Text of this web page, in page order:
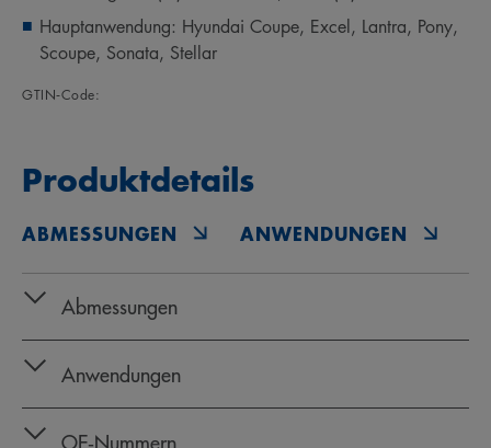
Hauptanwendung: Hyundai Coupe, Excel, Lantra, Pony,
Scoupe, Sonata, Stellar
GTIN‑Code:
Produktdetails
ABMESSUNGEN ANWENDUNGEN
Abmessungen
Anwendungen
OE‑Nummern